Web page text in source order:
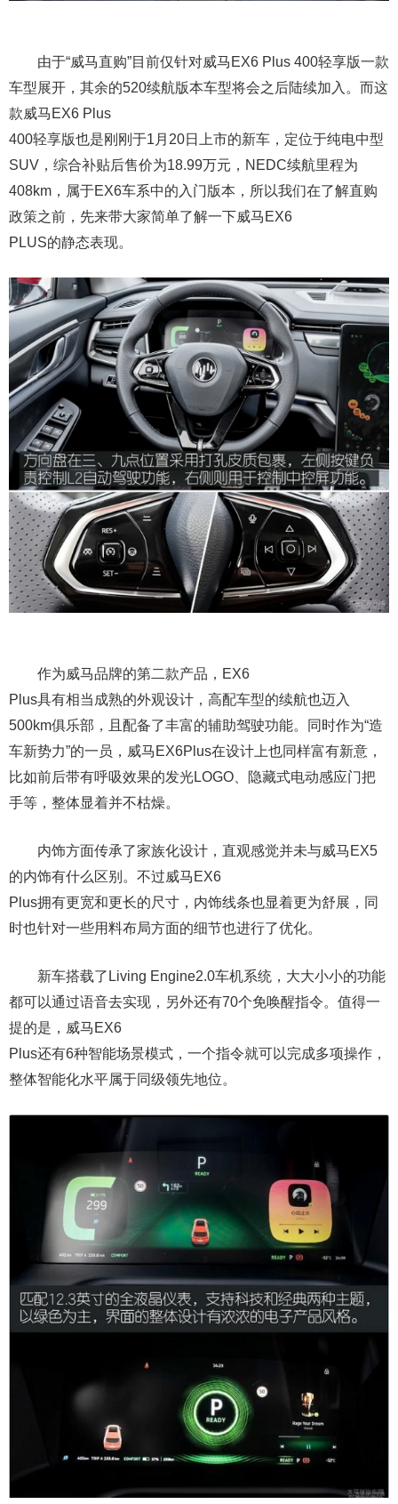
由于“威马直购”目前仅针对威马EX6 Plus 400轻享版一款
车型展开，其余的520续航版本车型将会之后陆续加入。而这
款威马EX6 Plus
400轻享版也是刚刚于1月20日上市的新车，定位于纯电中型
SUV，综合补贴后售价为18.99万元，NEDC续航里程为
408km，属于EX6车系中的入门版本，所以我们在了解直购
政策之前，先来带大家简单了解一下威马EX6
PLUS的静态表现。
作为威马品牌的第二款产品，EX6
Plus具有相当成熟的外观设计，高配车型的续航也迈入
500km俱乐部，且配备了丰富的辅助驾驶功能。同时作为“造
车新势力”的一员，威马EX6Plus在设计上也同样富有新意，
比如前后带有呼吸效果的发光LOGO、隐藏式电动感应门把
手等，整体显着并不枯燥。
内饰方面传承了家族化设计，直观感觉并未与威马EX5
的内饰有什么区别。不过威马EX6
Plus拥有更宽和更长的尺寸，内饰线条也显着更为舒展，同
时也针对一些用料布局方面的细节也进行了优化。
新车搭载了Living Engine2.0车机系统，大大小小的功能
都可以通过语音去实现，另外还有70个免唤醒指令。值得一
提的是，威马EX6
Plus还有6种智能场景模式，一个指令就可以完成多项操作，
整体智能化水平属于同级领先地位。